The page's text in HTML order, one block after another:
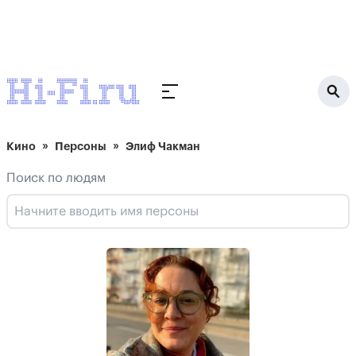
Кино Персоны Элиф Чакман
Поиск по людям